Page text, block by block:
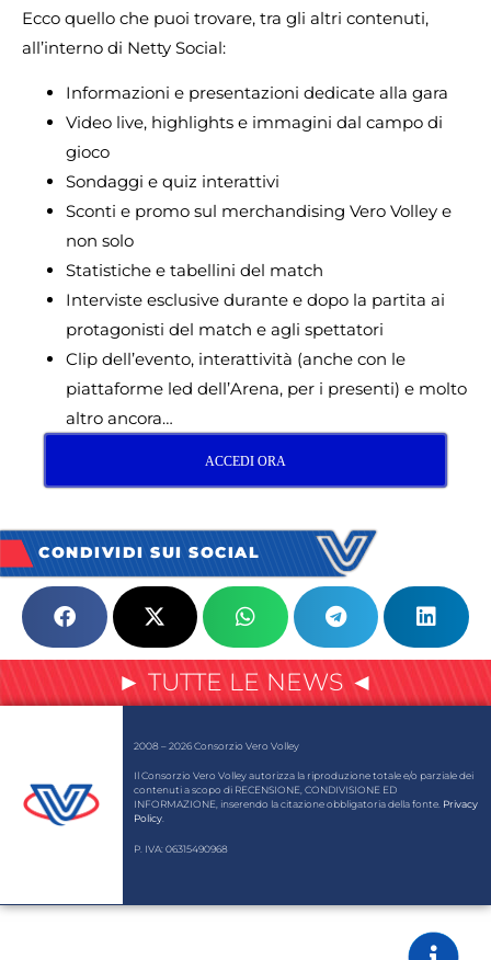
Ecco quello che puoi trovare, tra gli altri contenuti,
all’interno di Netty Social:
Informazioni e presentazioni dedicate alla gara
Video live, highlights e immagini dal campo di
gioco
Sondaggi e quiz interattivi
Sconti e promo sul merchandising Vero Volley e
non solo
Statistiche e tabellini del match
Interviste esclusive durante e dopo la partita ai
protagonisti del match e agli spettatori
Clip dell’evento, interattività (anche con le
piattaforme led dell’Arena, per i presenti) e molto
altro ancora…
ACCEDI ORA
CONDIVIDI SUI SOCIAL
► TUTTE LE NEWS ◄
2008 – 2026 Consorzio Vero Volley
Il Consorzio Vero Volley autorizza la riproduzione totale e/o parziale dei
contenuti a scopo di RECENSIONE, CONDIVISIONE ED
INFORMAZIONE, inserendo la citazione obbligatoria della fonte. Privacy
Policy
P. IVA: 06315490968